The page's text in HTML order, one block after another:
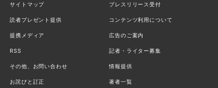
サイトマップ プレスリリース受付
読者プレゼント提供 コンテンツ利用について
提携メディア 広告のご案内
RSS 記者・ライター募集
その他、お問い合わせ 情報提供
お詫びと訂正 著者一覧